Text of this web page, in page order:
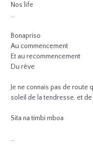
Nos life
…
Bonapriso
Au commencement
Et au recommencement
Du rêve
Je ne connais pas de route
soleil de la tendresse, et
Sita na timbi mboa
…